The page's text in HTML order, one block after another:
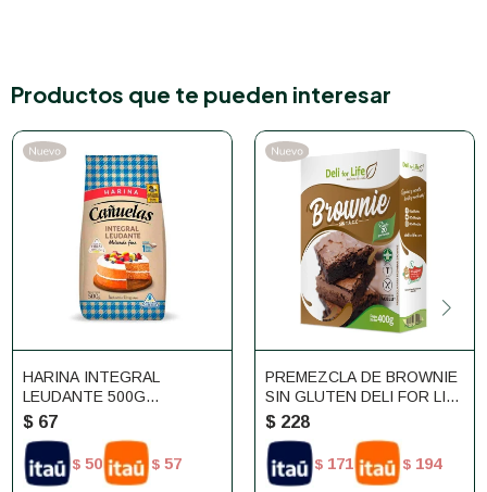
Productos que te pueden interesar
HARINA INTEGRAL
LEUDANTE 500G
CAÑUELAS
$ 67
$ 50 $ 57
PREMEZCLA DE BROWNIE
SIN GLUTEN DELI FOR LIFE
400G
$ 228
$ 171 $ 194